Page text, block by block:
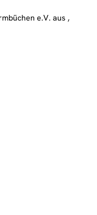
e.V. aus ,